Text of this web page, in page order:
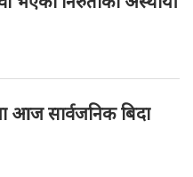
आज सार्वजनिक बिदा